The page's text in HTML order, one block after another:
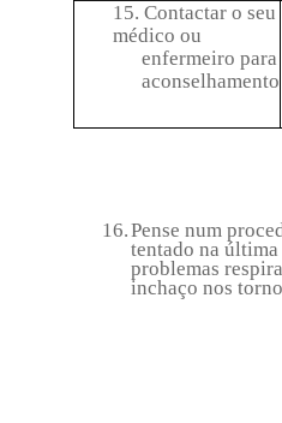
15. Contactar o seu
médico ou
enfermeiro para
aconselhamento
16.Pense num
tentado na
problemas
inchaço nos